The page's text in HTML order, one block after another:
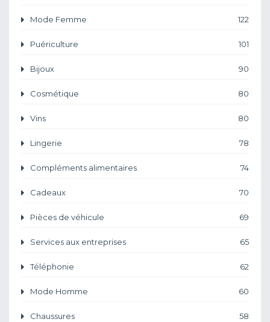
Mode Femme 122
Puériculture 101
Bijoux 90
Cosmétique 80
Vins 80
Lingerie 78
Compléments alimentaires 74
Cadeaux 70
Pièces de véhicule 69
Services aux entreprises 65
Téléphonie 62
Mode Homme 60
Chaussures 58